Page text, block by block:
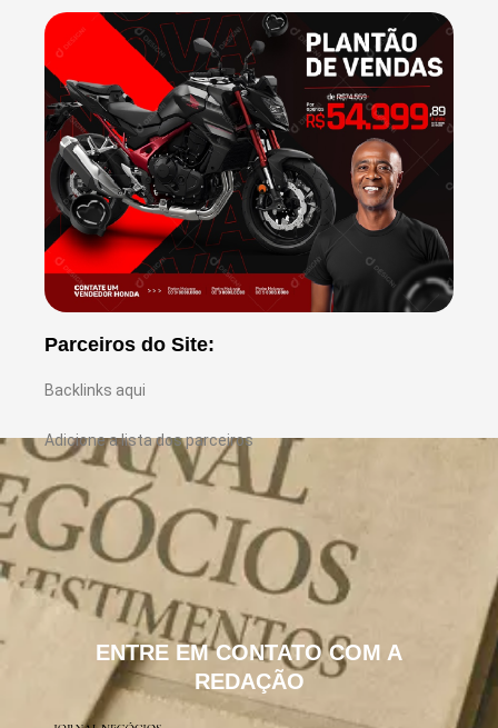
Parceiros do Site:
Backlinks aqui
Adicione a lista dos parceiros
ENTRE EM CONTATO COM A
REDAÇÃO